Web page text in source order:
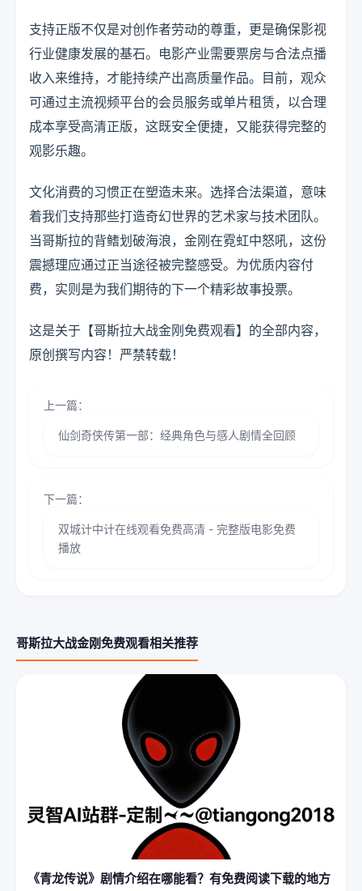
支持正版不仅是对创作者劳动的尊重，更是确保影视
行业健康发展的基石。电影产业需要票房与合法点播
收入来维持，才能持续产出高质量作品。目前，观众
可通过主流视频平台的会员服务或单片租赁，以合理
成本享受高清正版，这既安全便捷，又能获得完整的
观影乐趣。
文化消费的习惯正在塑造未来。选择合法渠道，意味
着我们支持那些打造奇幻世界的艺术家与技术团队。
当哥斯拉的背鳍划破海浪，金刚在霓虹中怒吼，这份
震撼理应通过正当途径被完整感受。为优质内容付
费，实则是为我们期待的下一个精彩故事投票。
这是关于【哥斯拉大战金刚免费观看】的全部内容，
原创撰写内容！严禁转载！
上一篇：
仙剑奇侠传第一部：经典角色与感人剧情全回顾
下一篇：
双城计中计在线观看免费高清 - 完整版电影免费
播放
哥斯拉大战金刚免费观看相关推荐
《青龙传说》剧情介绍在哪能看？有免费阅读下载的地方